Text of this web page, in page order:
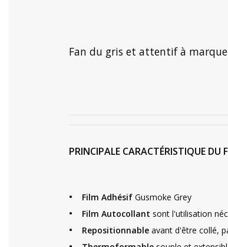
Fan du gris et attentif à
PRINCIPALE CARACTÉRISTIQUE DU
• Film Adhésif Gusmoke Grey
• Film Autocollant sont l'utilisation
• Repositionnable avant d'être collé,